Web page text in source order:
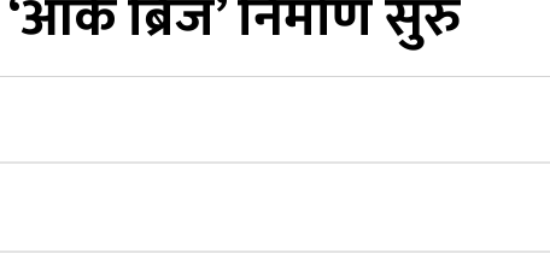
ब्रिज’ निर्माण सुरु